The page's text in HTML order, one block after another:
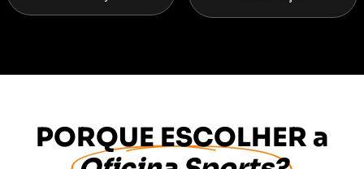
PORQUE ESCOLHER a